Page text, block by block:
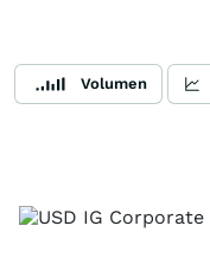
Volumen